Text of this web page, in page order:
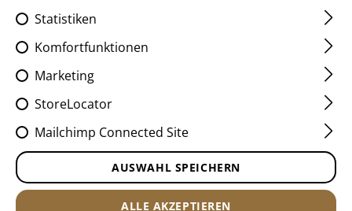
Statistiken
Komfortfunktionen
Marketing
StoreLocator
Mailchimp Connected Site
AUSWAHL SPEICHERN
ALLE AKZEPTIEREN